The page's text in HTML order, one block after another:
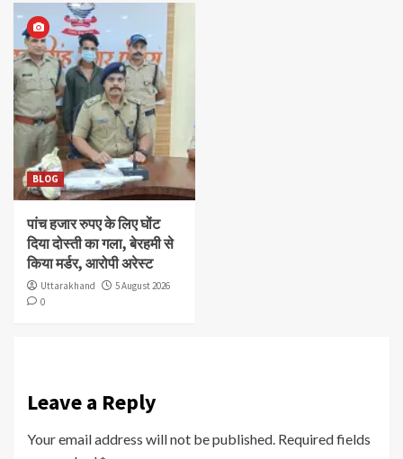
BLOG
पांच हजार रुपए के लिए घोंट
दिया दोस्ती का गला, बेरहमी से
किया मर्डर, आरोपी अरेस्ट
Uttarakhand
5 August 2026
0
Leave a Reply
Your email address will not be published. Required fields